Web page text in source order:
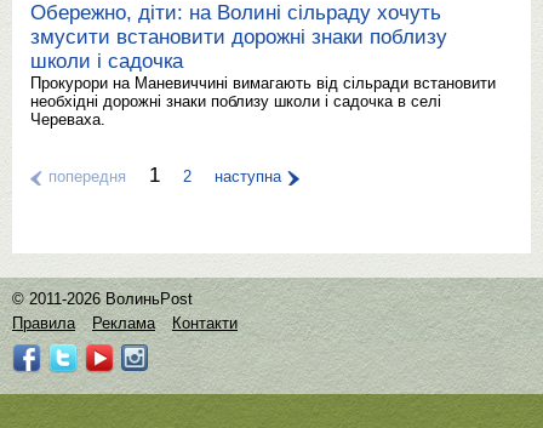
Обережно, діти: на Волині сільраду хочуть
змусити встановити дорожні знаки поблизу
школи і садочка
Прокурори на Маневиччині вимагають від сільради встановити
необхідні дорожні знаки поблизу школи і садочка в селі
Череваха.
попередня 1 2 наступна
© 2011-2026 ВолиньPost
Правила
Реклама Контакти